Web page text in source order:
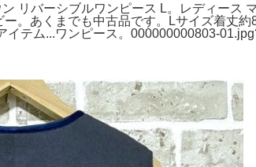
リバーシブルワンピース L。レディース
。あくまでも中古品です。Lサイズ着丈
イテム...ワンピース。000000000803-